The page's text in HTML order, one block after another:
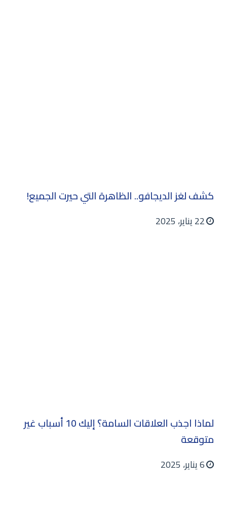
كشف لغز الديجافو.. الظاهرة التي حيرت الجميع!
22 يناير، 2025
لماذا اجذب العلاقات السامة؟ إليك 10 أسباب غير
متوقعة
6 يناير، 2025